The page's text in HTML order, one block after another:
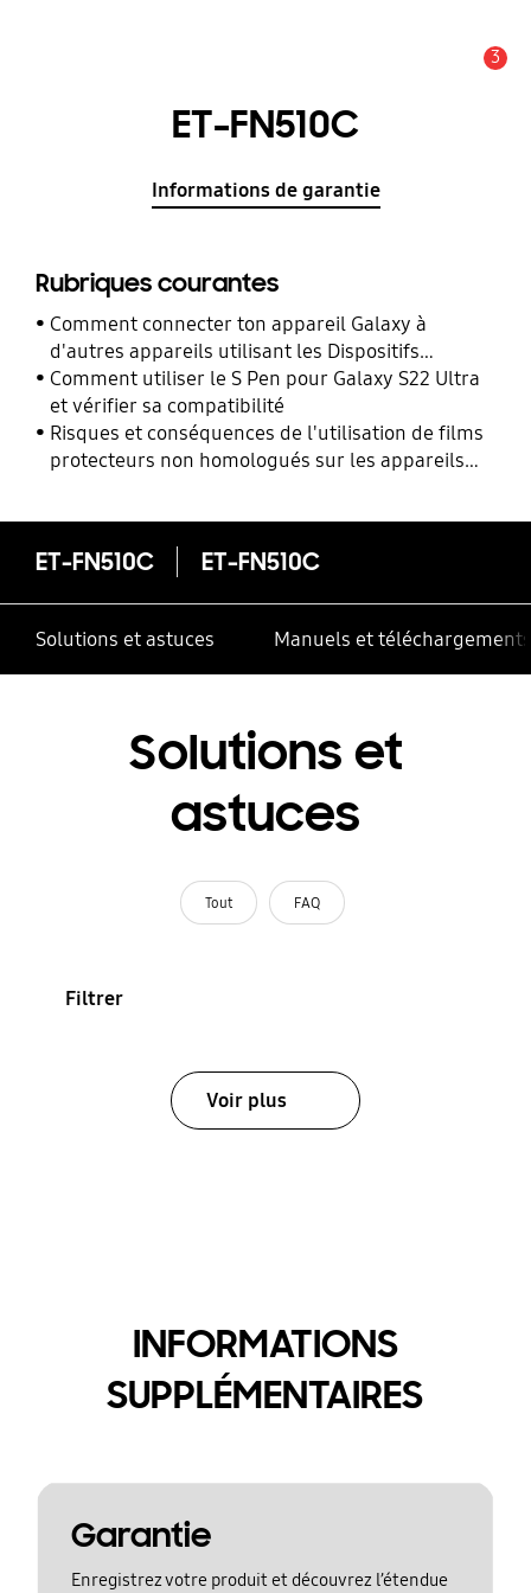
3
ET-FN510C
Informations de garantie
Rubriques courantes
Comment connecter ton appareil Galaxy à
d'autres appareils utilisant les Dispositifs
Connectés ?
Comment utiliser le S Pen pour Galaxy S22 Ultra
et vérifier sa compatibilité
Risques et conséquences de l'utilisation de films
protecteurs non homologués sur les appareils
ET-FN510C ET-FN510C
Solutions et astuces Manuels et téléchargements
Solutions et
astuces
Tout FAQ
Filtrer
Voir plus
INFORMATIONS
SUPPLÉMENTAIRES
Garantie
Enregistrez votre produit et découvrez l’étendue